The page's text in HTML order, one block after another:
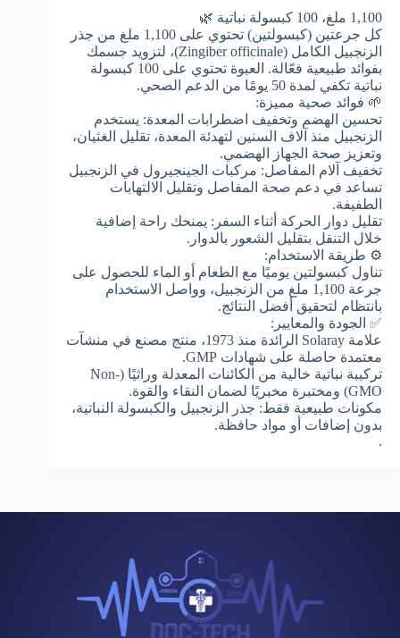
1,100 ملغ، 100 كبسولة نباتية 🌿
كل جرعتين (كبسولتين) تحتوي على 1,100 ملغ من جذر
الزنجبيل الكامل (Zingiber officinale)، لتزويد جسمك
بفوائد طبيعية فعّالة. العبوة تحتوي على 100 كبسولة
نباتية تكفي لمدة 50 يومًا من الدعم الصحي.
🌱 فوائد صحية مميزة:
تحسين الهضم وتخفيف اضطرابات المعدة: يستخدم
الزنجبيل منذ آلاف السنين لتهدئة المعدة، تقليل الغثيان،
وتعزيز صحة الجهاز الهضمي.
تخفيف آلام المفاصل: مركبات الجينجيرول في الزنجبيل
تساعد في دعم صحة المفاصل وتقليل الالتهابات
الطفيفة.
تقليل دوار الحركة أثناء السفر: يمنحك راحة إضافية
خلال التنقل بتقليل الشعور بالدوار.
⚙️ طريقة الاستخدام:
تناول كبسولتين يوميًا مع الطعام أو الماء للحصول على
جرعة 1,100 ملغ من الزنجبيل، وواصل الاستخدام
بانتظام لتحقيق أفضل النتائج.
✅ الجودة والمعايير:
علامة Solaray الرائدة منذ 1973، منتج مصنع في منشآت
معتمدة حاصلة على شهادات GMP.
تركيبة نباتية خالية من الكائنات المعدلة وراثيًا (Non-
GMO) ومختبرة مخبريًا لضمان النقاء والقوة.
مكونات طبيعية فقط: جذر الزنجبيل والكبسولة النباتية،
بدون إضافات أو مواد حافظة.
.